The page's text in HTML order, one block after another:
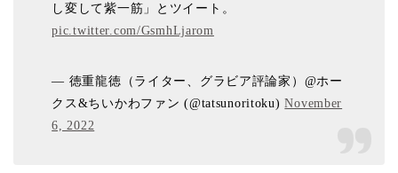
し変して紫一筋」とツイート。
pic.twitter.com/GsmhLjarom
— 徳重龍徳（ライター、グラビア評論家）@ホー
クス&ちいかわファン (@tatsunoritoku)November
6, 2022